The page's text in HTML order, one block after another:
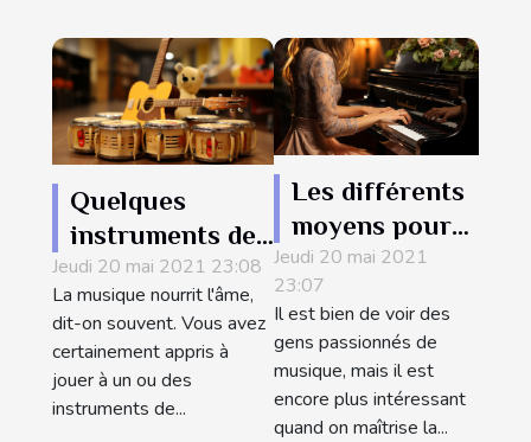
Quelques
instruments de
musique à jouer
individuellement
ou
collectivement
Jeudi 20 mai 2021 23:08
La musique nourrit l'âme,
dit-on souvent. Vous avez
certainement appris à
jouer à un ou des
instruments de...
Les différents
moyens pour
apprendre à
jouer au piano
Jeudi 20 mai 2021
23:07
Il est bien de voir des
gens passionnés de
musique, mais il est
encore plus intéressant
quand on maîtrise la...